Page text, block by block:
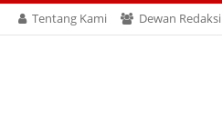
Tentang Kami Dewan Redaksi